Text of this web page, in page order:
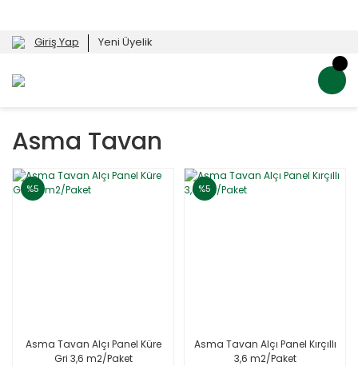
Giriş Yap Yeni Üyelik
Asma Tavan
%5
Asma Tavan Alçı Panel Küre
Gri 3,6 m2/Paket
%5
Asma Tavan Alçı Panel Kırçıllı
3,6 m2/Paket